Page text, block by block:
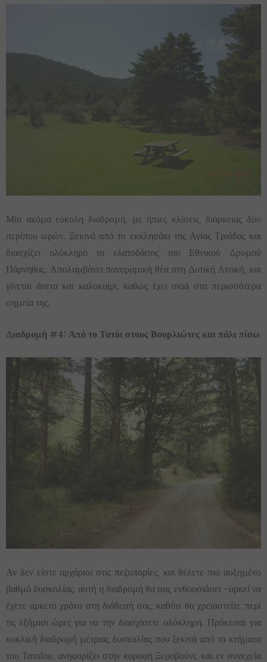
Μία ακόμα εύκολη διαδρομή, με ήπιες κλίσεις, διάρκειας δύο
περίπου ωρών. Ξεκινά από το εκκλησάκι της Αγίας Τριάδας και
διασχίζει ολόκληρο το ελατοδάσος του Εθνικού Δρυμού
Πάρνηθας. Απολαμβάνει πανοραμική θέα στη Δυτική Αττική, και
γίνεται άνετα και καλοκαίρι, καθώς έχει σκιά στα περισσότερα
σημεία της.
Διαδρομή #4: Από το Τατόι στους Βουρλιώτες και πάλι πίσω
Αν δεν είστε αρχάριοι στις πεζοπορίες, και θέλετε πιο αυξημένο
βαθμό δυσκολίας, αυτή η διαδρομή θα σας ενθουσιάσει –αρκεί να
έχετε αρκετό χρόνο στη διάθεσή σας, καθότι θα χρειαστείτε περί
τις εξήμισι ώρες για να την διασχίσετε ολόκληρη. Πρόκειται για
κυκλική διαδρομή μέτριας δυσκολίας που ξεκινά από τα κτήματα
του Τατοΐου, ανηφορίζει στην κορυφή Ξεροβούνι, και εν συνεχεία